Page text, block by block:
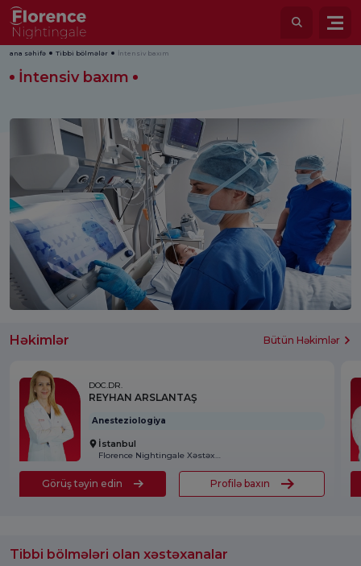
ana səhifə Tibbi bölmələr İntensiv baxım
İntensiv baxım
Həkimlər Bütün Həkimlər
DOC.DR.
REYHAN ARSLANTAŞ
Anesteziologiya
İstanbul
Florence Nightingale Xəstəxanası
Görüş təyin edin Profilə baxın
Tibbi bölmələri olan xəstəxanalar